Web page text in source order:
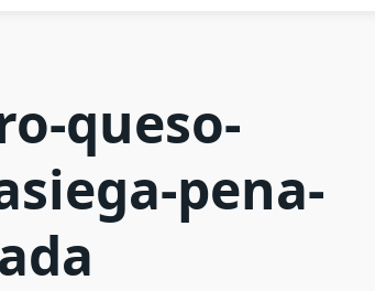
queso-
pena-